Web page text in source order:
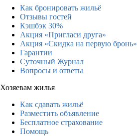
Как бронировать жильё
Отзывы гостей
Кэшбэк 30%
Акция «Пригласи друга»
Акция «Скидка на первую бронь»
Гарантии
Суточный Журнал
Вопросы и ответы
Хозяевам жилья
Как сдавать жильё
Разместить объявление
Бесплатное страхование
Помощь